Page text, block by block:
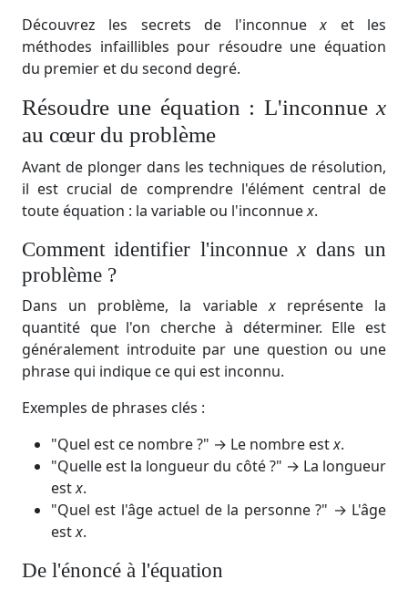
Découvrez les secrets de l'inconnuex et les
méthodes infaillibles pour résoudre une équation
du premier et du second degré.
Résoudre une équation : L'inconnue x
au cœur du problème
Avant de plonger dans les techniques de résolution,
il est crucial de comprendre l'élément central de
toute équation : la variable ou l'inconnuex.
Comment identifier l'inconnuex dans un
problème ?
Dans un problème, la variablexreprésente la
quantité que l'on cherche à déterminer. Elle est
généralement introduite par une question ou une
phrase qui indique ce qui est inconnu.
Exemples de phrases clés :
"Quel est ce nombre ?" → Le nombre estx.
"Quelle est la longueur du côté ?" → La longueur
estx.
"Quel est l'âge actuel de la personne ?" → L'âge
estx.
De l'énoncé à l'équation